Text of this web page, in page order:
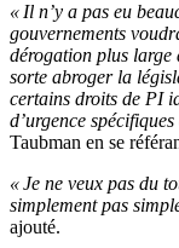
« Il n’y a pas eu
gouvernements
dérogation plus
sorte abroger la
certains droits de PI
d’urgence
Taubman en se
« Je ne veux pas du
simplement pas
ajouté.